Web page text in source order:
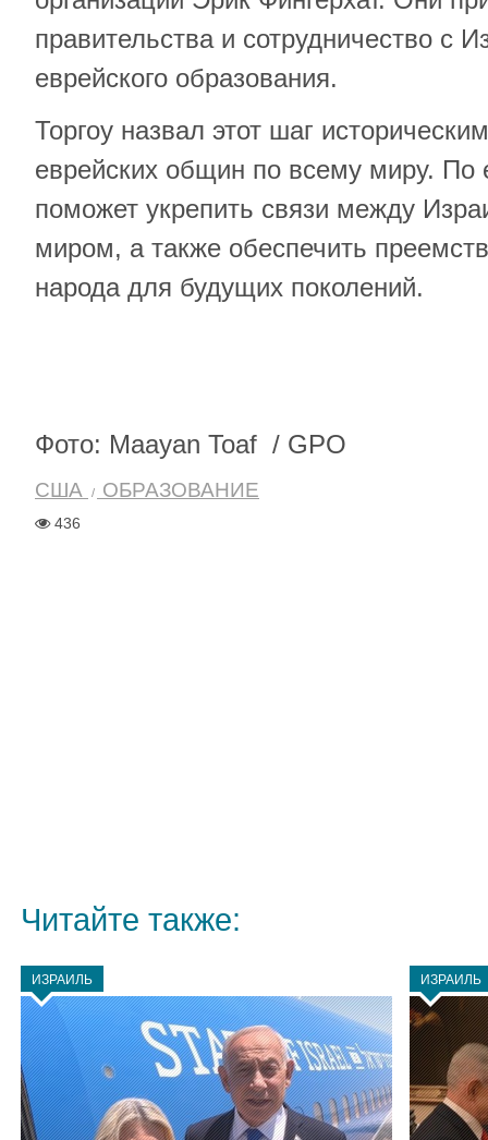
правительства и сотрудничество с
еврейского образования.
Торгоу назвал этот шаг
еврейских общин по всему миру. По
поможет укрепить связи между
миром, а также обеспечить
народа для будущих поколений.
Фото: Maayan Toaf / GPO
США ОБРАЗОВАНИЕ
436
Читайте также:
ИЗРАИЛЬ ИЗРАИЛЬ